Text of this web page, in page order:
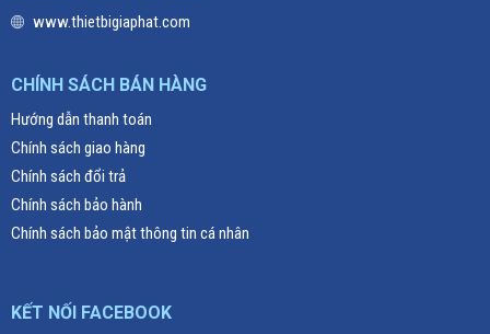
www.thietbigiaphat.com
CHÍNH SÁCH BÁN HÀNG
Hướng dẫn thanh toán
Chính sách giao hàng
Chính sách đổi trả
Chính sách bảo hành
Chính sách bảo mật thông tin cá nhân
KẾT NỐI FACEBOOK